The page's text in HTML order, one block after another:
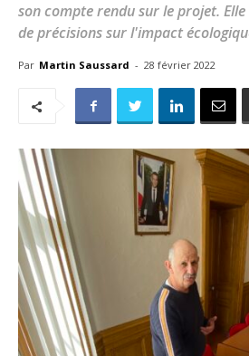
son compte rendu sur le projet.
de précisions sur l'impact
Par Martin Saussard - 28 février 2022